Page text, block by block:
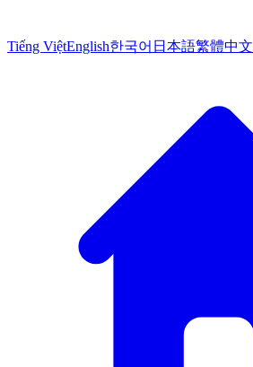
Tiếng ViệtEnglish한국어 日本語繁體中文